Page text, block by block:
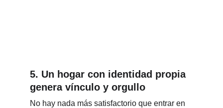
5. Un hogar con identidad propia
genera vínculo y orgullo
No hay nada más satisfactorio que entrar en